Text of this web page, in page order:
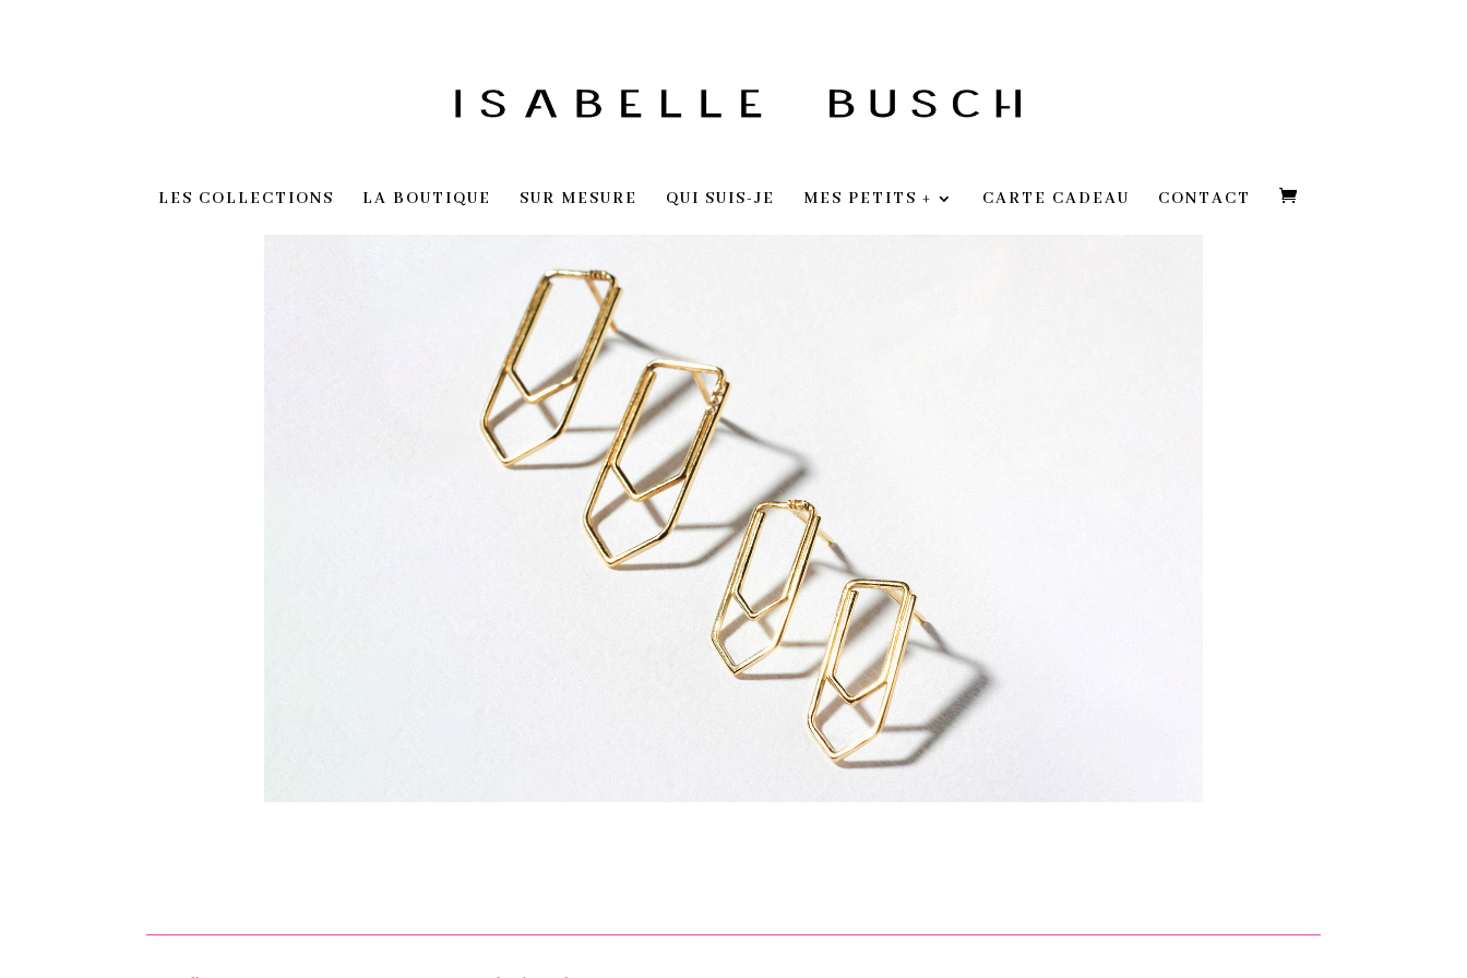
LES COLLECTIONS LA BOUTIQUE SUR MESURE QUI SUIS-JE MES PETITS + CARTE CADEAU CONTACT